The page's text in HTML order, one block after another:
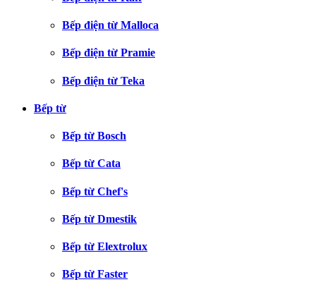
Bếp điện từ Malloca
Bếp điện từ Pramie
Bếp điện từ Teka
Bếp từ
Bếp từ Bosch
Bếp từ Cata
Bếp từ Chef's
Bếp từ Dmestik
Bếp từ Elextrolux
Bếp từ Faster